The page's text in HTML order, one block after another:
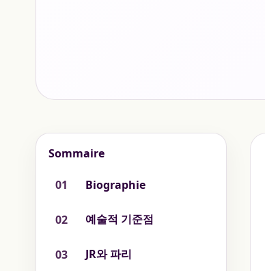
Sommaire
01 Biographie
02 예술적 기준점
03 JR와 파리